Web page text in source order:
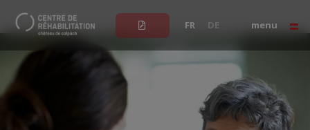
FR DE menu
Patient.e Professionnel.le de santé
Parcours méditatif